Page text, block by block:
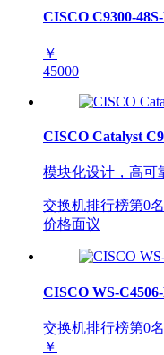
CISCO C9300-
￥
45000
CISCO Catalyst
模块化设计，高可
交换机排行榜第0名
价格面议
CISCO WS-
交换机排行榜第0名
￥